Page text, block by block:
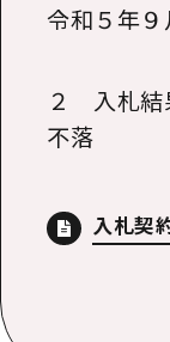
令和５年９
２ 入札結
不落
入札契